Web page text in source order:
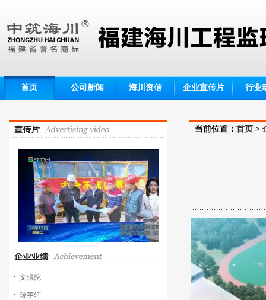
首页 公司新闻 海川资信 企业宣传片 行业
文璟院
瑞宇轩
当前位置： 首页 >